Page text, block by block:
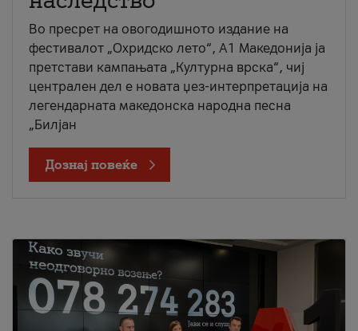
Во пресрет на овогодишното издание на
фестивалот „Охридско лето“, А1 Македонија ја
претстави кампањата „Културна врска“, чиј
централен дел е новата џез-интерпретација на
легендарната македонска народна песна
„Билјан
Дознај повеќе